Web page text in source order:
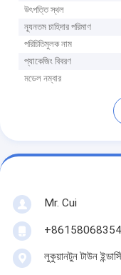
উৎপত্তি স্থল
ন্যূনতম চাহিদার পরিমাণ
পরিচিতিমুলক নাম
প্যাকেজিং বিবরণ
মডেল নম্বার
Mr. Cui
লুকুয়ানটুন টাউন